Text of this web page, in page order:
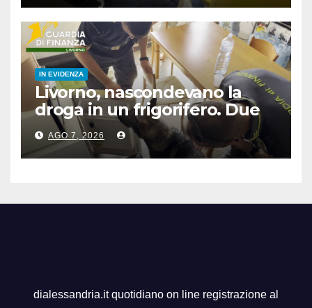
IN EVIDENZA
Livorno, nascondevano la
droga in un frigorifero. Due
arresti
AGO 7, 2026
dialessandria.it quotidiano on line registrazione al